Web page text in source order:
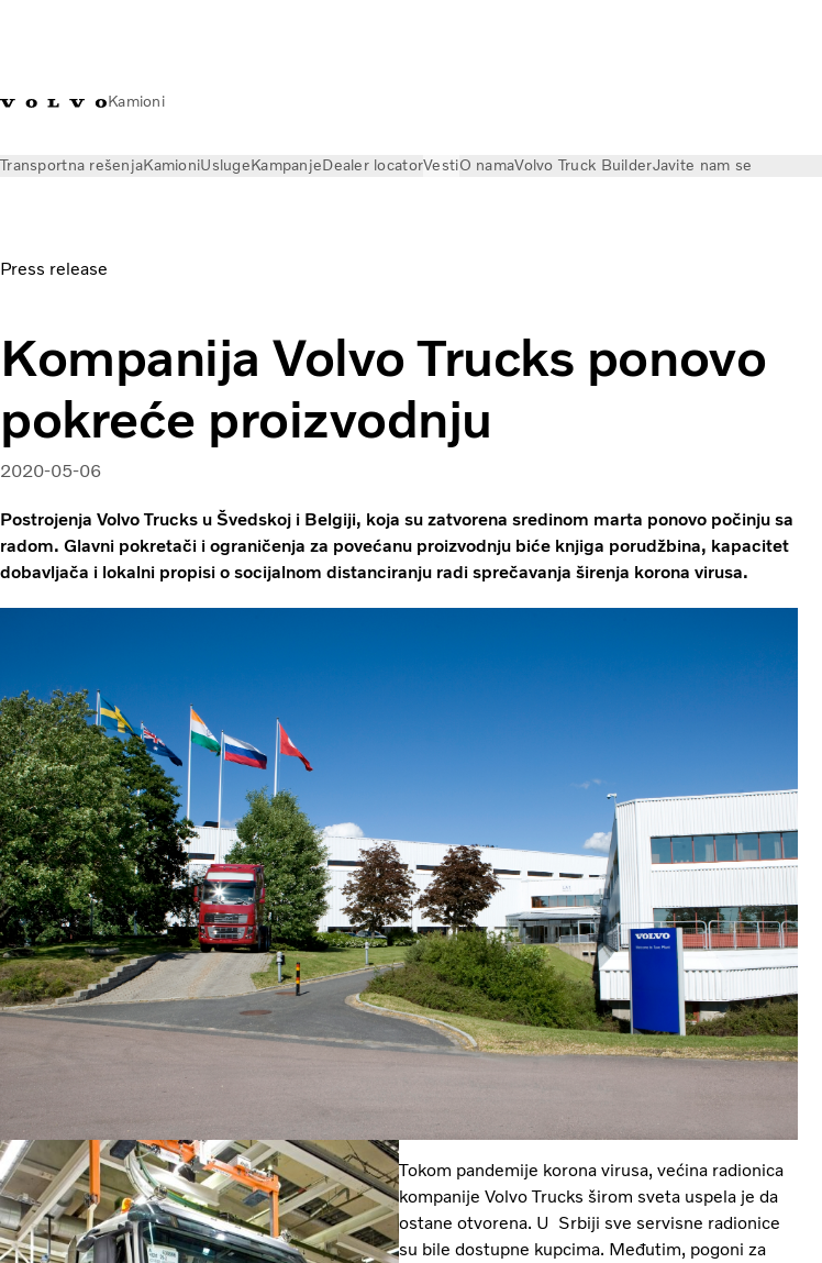
Kamioni
Transportna rešenjaKamioniUslugeKampanjeDealer locatorVestiO namaVolvo Truck BuilderJavite nam se
Press release
Kompanija Volvo Trucks ponovo
pokreće proizvodnju
2020-05-06
Postrojenja Volvo Trucks u Švedskoj i Belgiji, koja su zatvorena sredinom marta ponovo počinju sa
radom. Glavni pokretači i ograničenja za povećanu proizvodnju biće knjiga porudžbina, kapacitet
dobavljača i lokalni propisi o socijalnom distanciranju radi sprečavanja širenja korona virusa.
Tokom pandemije korona virusa, većina radionica
kompanije Volvo Trucks širom sveta uspela je da
ostane otvorena. U Srbiji sve servisne radionice
su bile dostupne kupcima. Međutim, pogoni za